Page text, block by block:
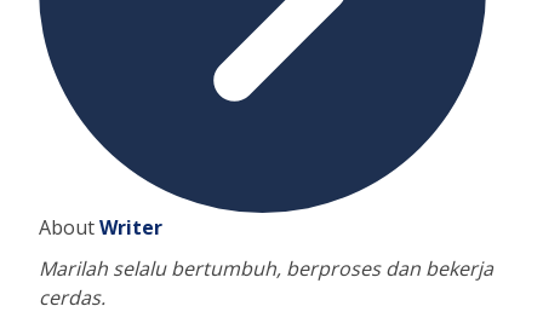
AboutWriter
Marilah selalu bertumbuh, berproses dan bekerja
cerdas.